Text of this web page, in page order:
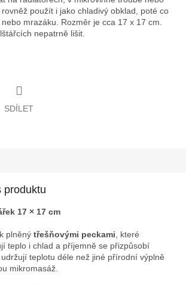
použít i jako chladivý obklad, poté co
mrazáku. Rozměr je cca 17 x 17 cm.
nepatrně lišit.
SDÍLET
produktu
17 × 17 cm
plněný třešňovými peckami , které
teplo i chlad a příjemně se přizpůsobí
teplotu déle než jiné přírodní výplně
mikromasáž.